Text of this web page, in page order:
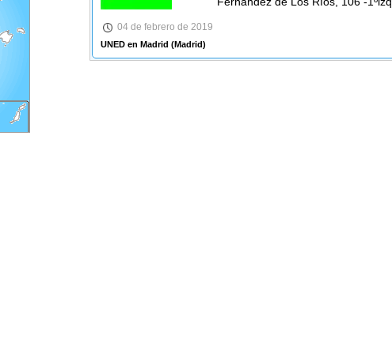
04 de febrero de 2019
UNED en Madrid (Madrid)